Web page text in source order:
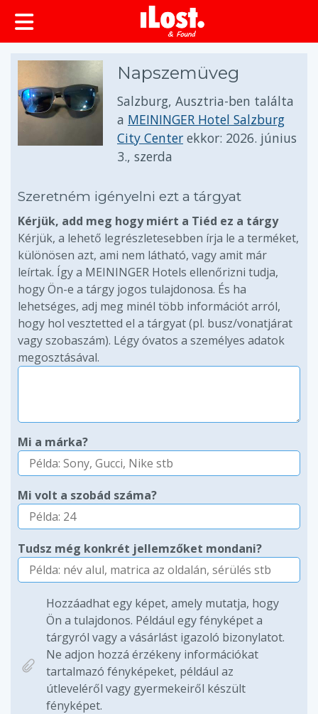
Napszemüveg
Salzburg, Ausztria-ben találta
a MEININGER Hotel Salzburg
City Center ekkor: 2026. június
3., szerda
Szeretném igényelni ezt a tárgyat
Kérjük, add meg hogy miért a Tiéd ez a tárgy
Kérjük, a lehető legrészletesebben írja le a terméket,
különösen azt, ami nem látható, vagy amit már
leírtak. Így a MEININGER Hotels ellenőrizni tudja,
hogy Ön-e a tárgy jogos tulajdonosa. És ha
lehetséges, adj meg minél több információt arról,
hogy hol vesztetted el a tárgyat (pl. busz/vonatjárat
vagy szobaszám). Légy óvatos a személyes adatok
megosztásával.
Mi a márka?
Mi volt a szobád száma?
Tudsz még konkrét jellemzőket mondani?
Hozzáadhat egy képet, amely mutatja, hogy
Ön a tulajdonos. Például egy fényképet a
tárgyról vagy a vásárlást igazoló bizonylatot.
Ne adjon hozzá érzékeny információkat
tartalmazó fényképeket, például az
útleveléről vagy gyermekeiről készült
fényképet.